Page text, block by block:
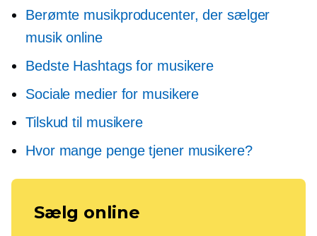
Berømte musikproducenter, der sælger
musik online
Bedste Hashtags for musikere
Sociale medier for musikere
Tilskud til musikere
Hvor mange penge tjener musikere?
Sælg online